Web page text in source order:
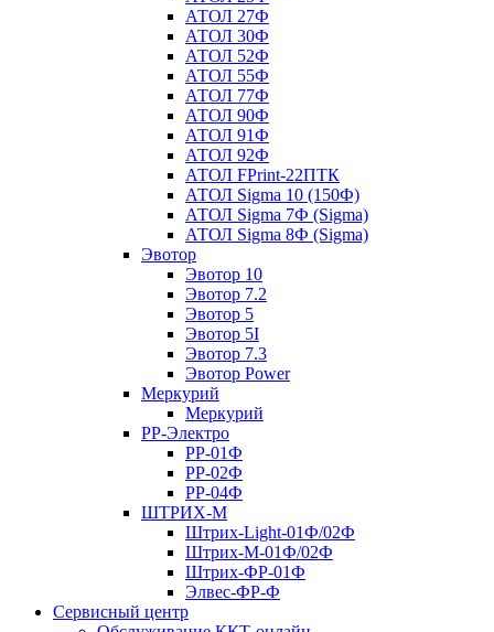
АТОЛ 27Ф
АТОЛ 30Ф
АТОЛ 52Ф
АТОЛ 55Ф
АТОЛ 77Ф
АТОЛ 90Ф
АТОЛ 91Ф
АТОЛ 92Ф
АТОЛ FPrint-22ПТК
АТОЛ Sigma 10 (150Ф)
АТОЛ Sigma 7Ф (Sigma)
АТОЛ Sigma 8Ф (Sigma)
Эвотор
Эвотор 10
Эвотор 7.2
Эвотор 5
Эвотор 5I
Эвотор 7.3
Эвотор Power
Меркурий
Меркурий
РР-Электро
РР-01Ф
РР-02Ф
РР-04Ф
ШТРИХ-М
Штрих-Light-01Ф/02Ф
Штрих-М-01Ф/02Ф
Штрих-ФР-01Ф
Элвес-ФР-Ф
Сервисный центр